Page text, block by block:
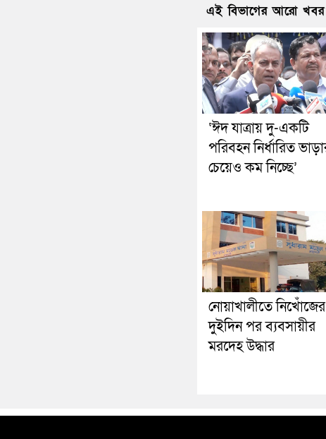
এই বিভাগের আরো খবর
‘ঈদ যাত্রায় দু-একটি
পরিবহন নির্ধারিত
চেয়েও কম নিচ্ছে’
নোয়াখালীতে নিখোঁজের
দুইদিন পর ব্যবসায়ীর
মরদেহ উদ্ধার